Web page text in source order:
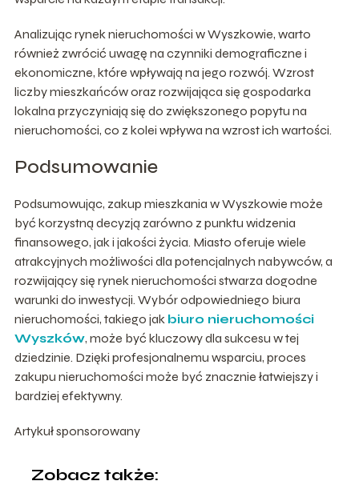
Analizując rynek nieruchomości w Wyszkowie, warto
również zwrócić uwagę na czynniki demograficzne i
ekonomiczne, które wpływają na jego rozwój. Wzrost
liczby mieszkańców oraz rozwijająca się gospodarka
lokalna przyczyniają się do zwiększonego popytu na
nieruchomości, co z kolei wpływa na wzrost ich wartości.
Podsumowanie
Podsumowując, zakup mieszkania w Wyszkowie może
być korzystną decyzją zarówno z punktu widzenia
finansowego, jak i jakości życia. Miasto oferuje wiele
atrakcyjnych możliwości dla potencjalnych nabywców, a
rozwijający się rynek nieruchomości stwarza dogodne
warunki do inwestycji. Wybór odpowiedniego biura
nieruchomości, takiego jak biuro nieruchomości
Wyszków, może być kluczowy dla sukcesu w tej
dziedzinie. Dzięki profesjonalnemu wsparciu, proces
zakupu nieruchomości może być znacznie łatwiejszy i
bardziej efektywny.
Artykuł sponsorowany
Zobacz także: